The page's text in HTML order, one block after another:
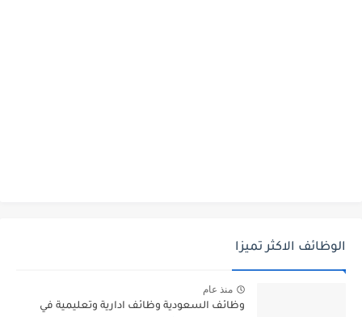
الوظائف الاكثر تميزا
منذ عام
وظائف السعودية وظائف ادارية وتعليمية في